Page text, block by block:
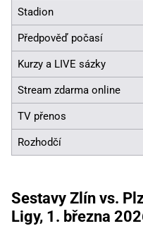
Stadion
Předpověď počasí
Kurzy a LIVE sázky
Stream zdarma online
TV přenos
Rozhodčí
Sestavy Zlín vs.
Ligy, 1. března